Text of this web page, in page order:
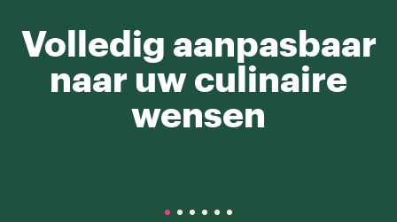
Volledig aanpasbaar
naar uw culinaire
wensen